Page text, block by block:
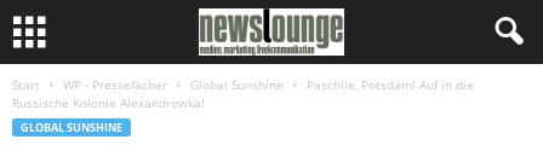
Start WP - Pressefächer Global Sunshine
Paschlie, Potsdam! Auf in die
Russische Kolonie Alexandrowka!
GLOBAL SUNSHINE